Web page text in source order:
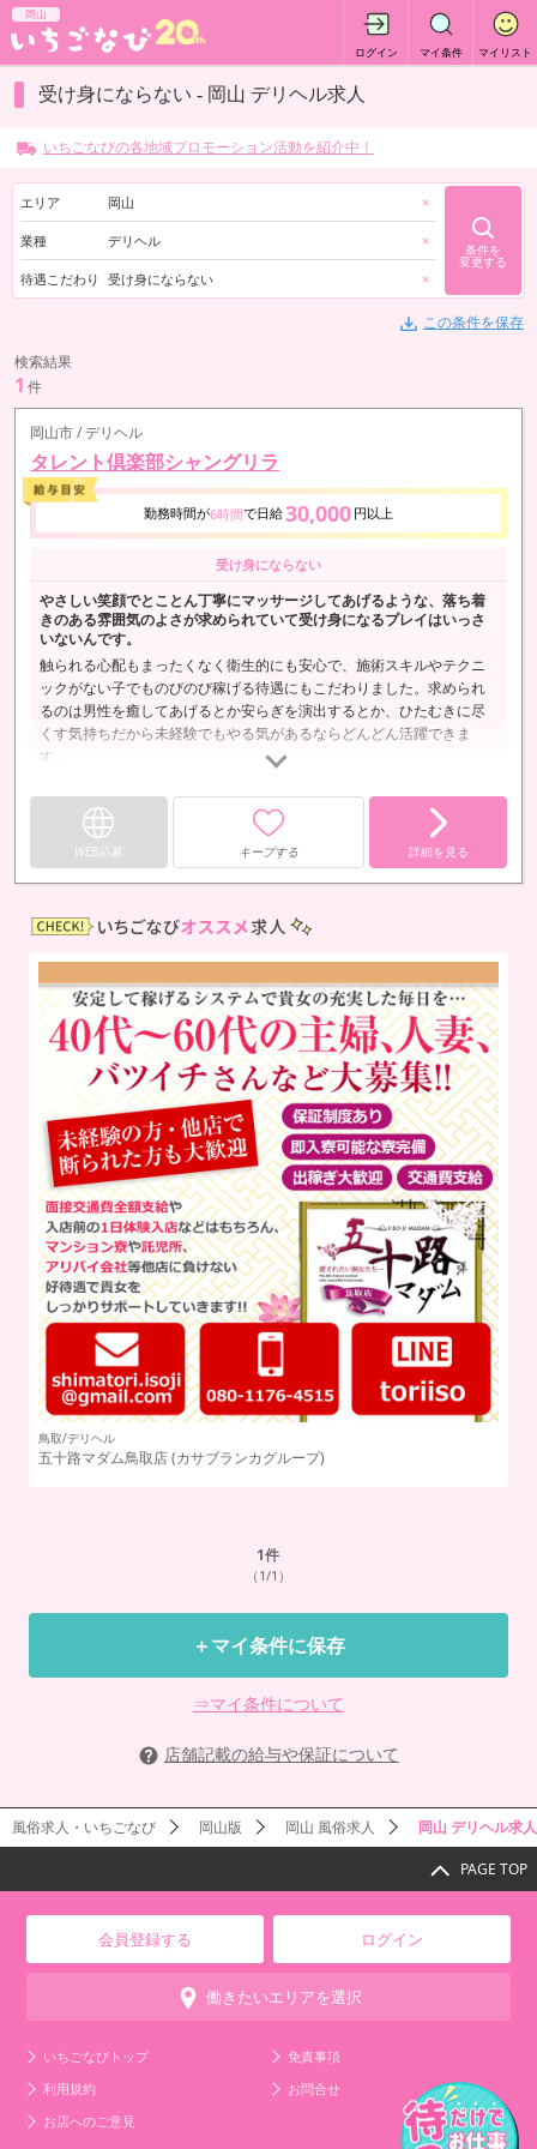
岡山
ログイン マイ条件 マイリスト
受け身にならない - 岡山 デリヘル求人
いちごなびの各地域プロモーション活動を紹介中！
エリア 岡山 ×
業種 デリヘル ×
待遇こだわり 受け身にならない ×
条件を
変更する
この条件を保存
検索結果
1 件
岡山市 / デリヘル
タレント倶楽部シャングリラ
勤務時間が6時間で日給30,000 円以上
受け身にならない
やさしい笑顔でとことん丁寧にマッサージしてあげるような、落ち着
きのある雰囲気のよさが求められていて受け身になるプレイはいっさ
いないんです。
触られる心配もまったくなく衛生的にも安心で、施術スキルやテクニ
ックがない子でものびのび稼げる待遇にもこだわりました。求められ
るのは男性を癒してあげるとか安らぎを演出するとか、ひたむきに尽
くす気持ちだから未経験でもやる気があるならどんどん活躍できま
す。
WEB応募 キープする 詳細を見る
鳥取/デリヘル
五十路マダム鳥取店(カサブランカグループ)
1件
（1/1）
＋マイ条件に保存
⇒マイ条件について
店舗記載の給与や保証について
風俗求人・いちごなび 岡山版 岡山 風俗求人 岡山 デリヘル求人
PAGE TOP
会員登録する ログイン
働きたいエリアを選択
いちごなびトップ
免責事項
利用規約
お問合せ
お店へのご意見